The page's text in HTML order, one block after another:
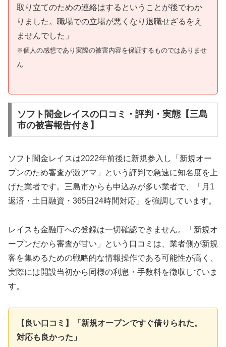
取り立てのための連絡はするということが後でわか
りました。職場での立場が悪くなり退職せざるをえ
ませんでした」
※個人の感想であり実際の被害内容を保証するものではありませ
ん
ソフト闇金レイスの口コミ・評判・実態【三島
市の被害報告付き】
ソフト闇金レイスは2022年前後に新規参入し「新規オー
プンのため審査が激アマ」という評判で急速に知名度を上
げた業者です。三島市からも申込みが多い業者で、「月1
返済・土日融資・365日24時間対応」を強調しています。
レイスも金融庁への登録は一切確認できません。「新規オ
ープンだから審査が甘い」という口コミは、業者側が新規
客を集めるための戦略的な情報操作である可能性が高く、
実際には開設当初から同様の利息・手数料を徴収していま
す。
【良い口コミ】「新規オープンですぐ借りられた。
対応も良かった」